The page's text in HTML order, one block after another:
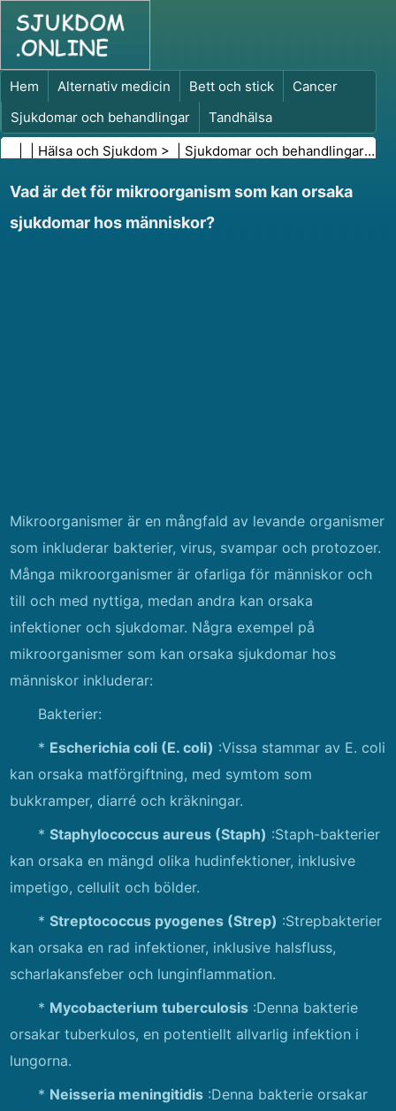
Hem Alternativ medicin Bett och stick
Cancer
Sjukdomar och behandlingar
Tandhälsa
Kost och näring
Familjehälsa
Hälsa och Sjukdom > | Sjukdomar och behandlingar|
Vad är det för mikroorganism som kan orsaka
sjukdomar hos människor?
Mikroorganismer är en mångfald av levande organismer
som inkluderar bakterier, virus, svampar och protozoer.
Många mikroorganismer är ofarliga för människor och
till och med nyttiga, medan andra kan orsaka
infektioner och sjukdomar. Några exempel på
mikroorganismer som kan orsaka sjukdomar hos
människor inkluderar:
Bakterier:
* Escherichia coli (E. coli) :Vissa stammar av E. coli
kan orsaka matförgiftning, med symtom som
bukkramper, diarré och kräkningar.
*Staphylococcus aureus (Staph) :Staph-bakterier
kan orsaka en mängd olika hudinfektioner, inklusive
impetigo, cellulit och bölder.
*Streptococcus pyogenes (Strep) :Strepbakterier
kan orsaka en rad infektioner, inklusive halsfluss,
scharlakansfeber och lunginflammation.
* Mycobacterium tuberculosis :Denna bakterie
orsakar tuberkulos, en potentiellt allvarlig infektion i
lungorna.
* Neisseria meningitidis :Denna bakterie orsakar